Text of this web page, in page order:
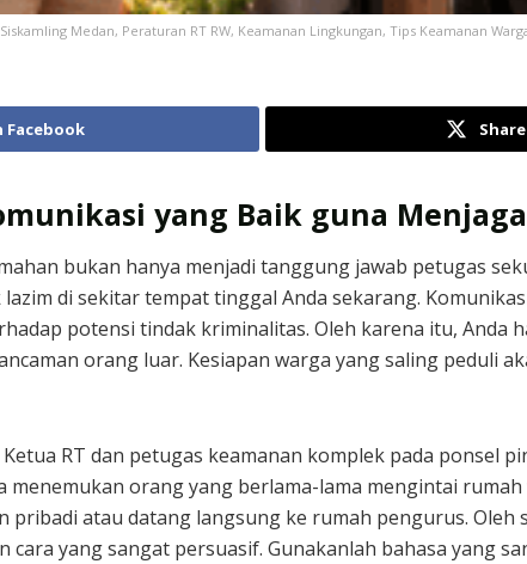
Medan, Peraturan RT RW, Keamanan Lingkungan, Tips Keamanan
Facebook
yang Baik guna
bukan hanya menjadi tanggung jawab petugas
di sekitar tempat tinggal Anda sekarang.
potensi tindak kriminalitas. Oleh karena itu, Anda
orang luar. Kesiapan warga yang saling peduli
RT dan petugas keamanan komplek pada ponsel
orang yang berlama-lama mengintai
atau datang langsung ke rumah pengurus. Oleh
yang sangat persuasif. Gunakanlah bahasa yang